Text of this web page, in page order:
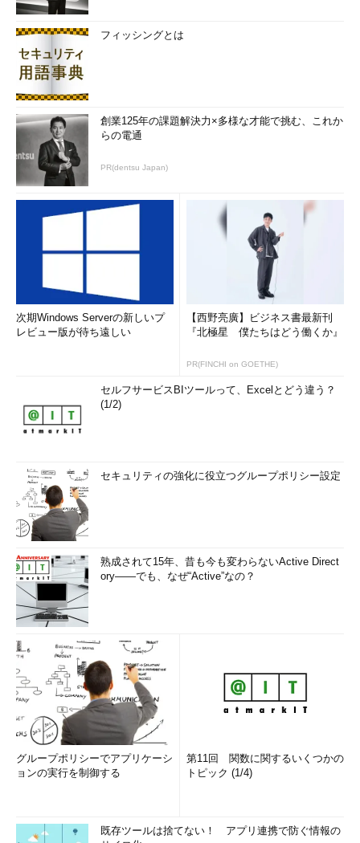
フィッシングとは
創業125年の課題解決力×多様な才能で挑む、これか
らの電通
PR(dentsu Japan)
次期Windows Serverの新しいプ
レビュー版が待ち遠しい
【西野亮廣】ビジネス書最新刊
『北極星 僕たちはどう働くか』
PR(FINCHI on GOETHE)
セルフサービスBIツールって、Excelとどう違う？
(1/2)
セキュリティの強化に役立つグループポリシー設定
熟成されて15年、昔も今も変わらないActive Direct
ory――でも、なぜ“Active”なの？
グループポリシーでアプリケーシ
ョンの実行を制御する
第11回 関数に関するいくつかの
トピック (1/4)
既存ツールは捨てない！ アプリ連携で防ぐ情報の